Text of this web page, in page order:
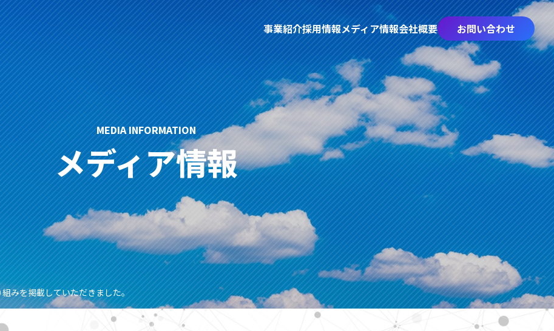
事業紹介採用情報メディア情報会社概要 お問い合わせ
MEDIA INFORMATION
メディア情報
みを掲載していただきました。